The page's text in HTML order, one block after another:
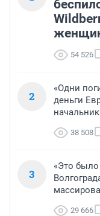
54 526
2
«Одни
деньги
38 508
3
«Это
29 666